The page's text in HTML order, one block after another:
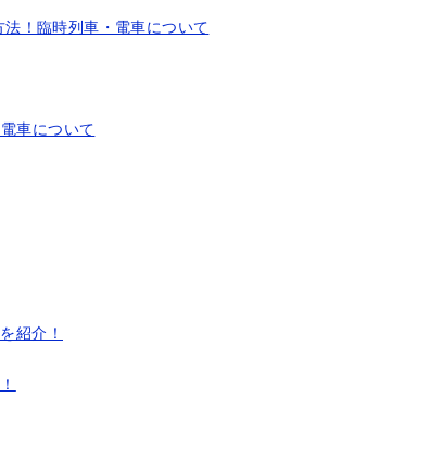
！臨時列車・電車について
車について
紹介！